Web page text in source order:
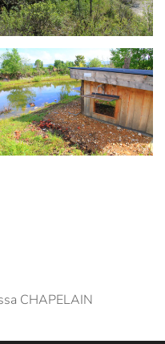
Agrandir
CHAPELAIN